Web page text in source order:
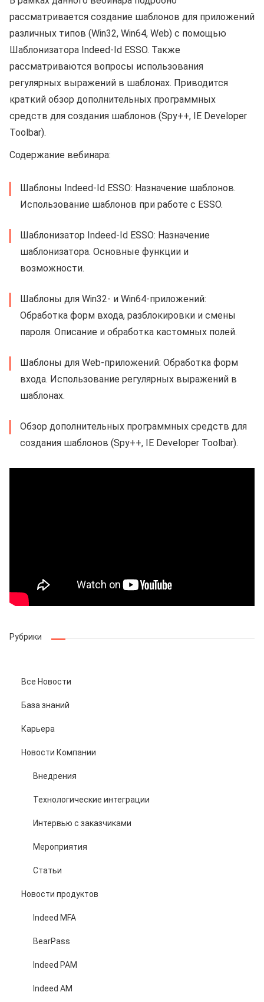
рассматривается создание шаблонов для приложений
различных типов (Win32, Win64, Web) с помощью
Шаблонизатора Indeed-Id ESSO. Также
рассматриваются вопросы использования
регулярных выражений в шаблонах. Приводится
краткий обзор дополнительных программных
средств для создания шаблонов (Spy++, IE Developer
Toolbar).
Содержание вебинара:
Шаблоны Indeed-Id ESSO: Назначение шаблонов.
Использование шаблонов при работе с ESSO.
Шаблонизатор Indeed-Id ESSO: Назначение
шаблонизатора. Основные функции и
возможности.
Шаблоны для Win32- и Win64-приложений:
Обработка форм входа, разблокировки и смены
пароля. Описание и обработка кастомных полей.
Шаблоны для Web-приложений: Обработка форм
входа. Использование регулярных выражений в
шаблонах.
Обзор дополнительных программных средств для
создания шаблонов (Spy++, IE Developer Toolbar).
Рубрики
Все Новости
База знаний
Карьера
Новости Компании
Внедрения
Технологические интеграции
Интервью с заказчиками
Мероприятия
Статьи
Новости продуктов
Indeed MFA
BearPass
Indeed PAM
Indeed AM